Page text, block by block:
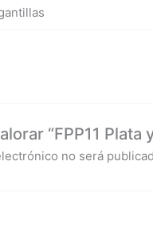
“FPP11
no será